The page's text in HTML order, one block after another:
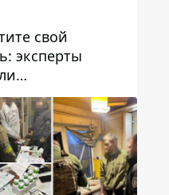
свой
эксперты
самом деле